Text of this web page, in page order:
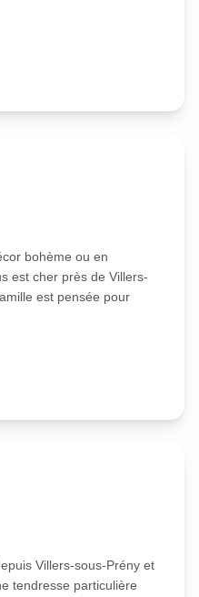
bohème ou en
est cher près de Villers-
est pensée pour
Villers-sous-Prény et
tendresse particulière